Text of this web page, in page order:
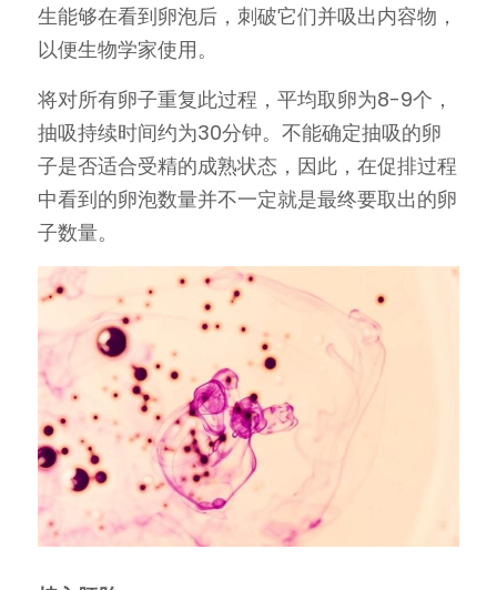
生能够在看到卵泡后，刺破它们并吸出内容物，
以便生物学家使用。
将对所有卵子重复此过程，平均取卵为8-9个，
抽吸持续时间约为30分钟。不能确定抽吸的卵
子是否适合受精的成熟状态，因此，在促排过程
中看到的卵泡数量并不一定就是最终要取出的卵
子数量。